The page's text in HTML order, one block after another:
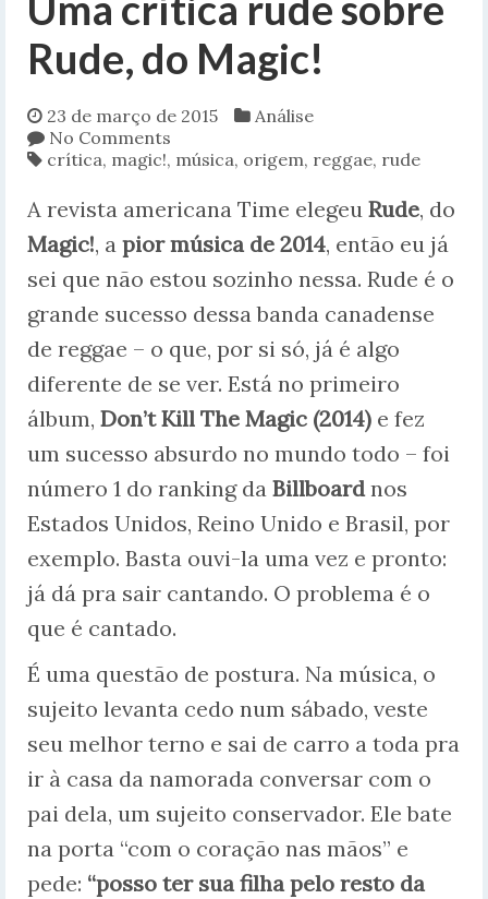
Rude, do Magic!
23 de março de 2015
Análise
No Comments
crítica, magic!, música, origem, reggae, rude
A revista americana Time elegeu Rude, do
Magic!, a pior música de 2014, então eu já
sei que não estou sozinho nessa. Rude é o
grande sucesso dessa banda canadense
de reggae – o que, por si só, já é algo
diferente de se ver. Está no primeiro
álbum, Don’t Kill The Magic (2014) e fez
um sucesso absurdo no mundo todo – foi
número 1 do ranking da Billboardnos
Estados Unidos, Reino Unido e Brasil, por
exemplo. Basta ouvi-la uma vez e pronto:
já dá pra sair cantando. O problema é o
que é cantado.
É uma questão de postura. Na música, o
sujeito levanta cedo num sábado, veste
seu melhor terno e sai de carro a toda pra
ir à casa da namorada conversar com o
pai dela, um sujeito conservador. Ele bate
na porta “com o coração nas mãos” e
pede: “posso ter sua filha pelo resto da